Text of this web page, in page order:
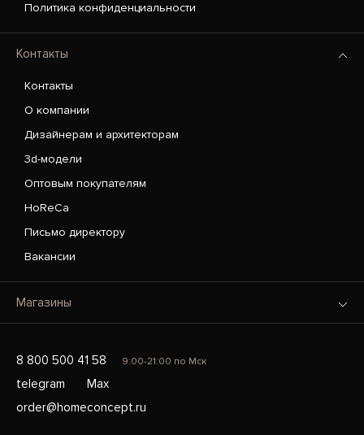
Политика конфиденциальности
Контакты
Контакты
О компании
Дизайнерам и архитекторам
3d-модели
Оптовым покупателям
HoReCa
Письмо директору
Вакансии
Магазины
8 800 500 41 58 9:00-21:00 по Мск
telegram
Max
order@homeconcept.ru